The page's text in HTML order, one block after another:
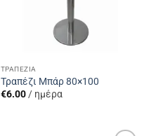
ΤΡΑΠΈΖΙΑ
Τραπέζι Μπάρ 80×100
€6.00/ ημέρα